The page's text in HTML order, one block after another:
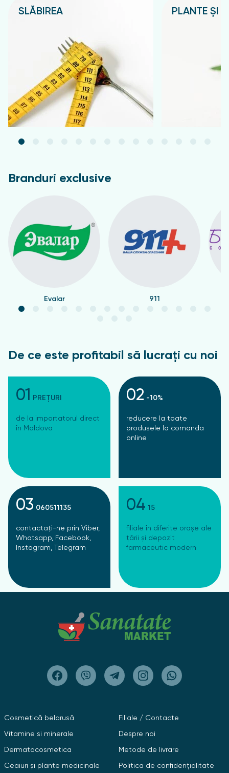
SLĂBIREA PLANTE ȘI
Branduri exclusive
Evalar 911
De ce este profitabil să lucrați cu noi
01 PREȚURI
de la importatorul direct
în Moldova
02 -10%
reducere la toate
produsele la comanda
online
03 060511135
contactați-ne prin Viber,
Whatsapp, Facebook,
Instagram, Telegram
04 15
filiale în diferite orașe ale
țării și depozit
farmaceutic modern
Cosmetică belarusă
Vitamine si minerale
Dermatocosmetica
Ceaiuri și plante medicinale
Filiale / Contacte
Despre noi
Metode de livrare
Politica de confidențialitate